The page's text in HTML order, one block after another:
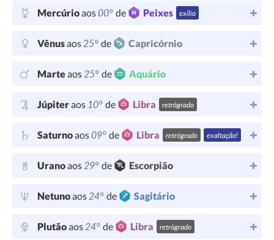
Mercúrioaos00° de Peixes exílio
Vênusaos25° de Capricórnio
Marteaos25° de Aquário
Júpiteraos 10° de Libra retrógrado
Saturnoaos09° de Libra retrógrado exaltação!
Uranoaos29° de Escorpião
Netunoaos24° de Sagitário
Plutãoaos24° de Libra retrógrado